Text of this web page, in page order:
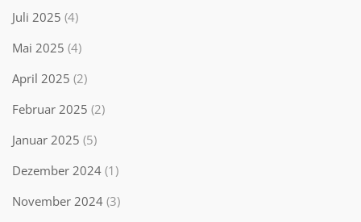
Juli 2025 (4)
Mai 2025 (4)
April 2025 (2)
Februar 2025 (2)
Januar 2025 (5)
Dezember 2024 (1)
November 2024 (3)